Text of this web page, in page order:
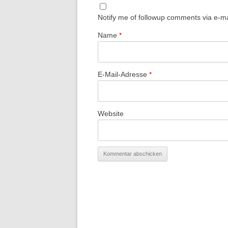
Notify me of followup comments via e-
Name *
E-Mail-Adresse *
Website